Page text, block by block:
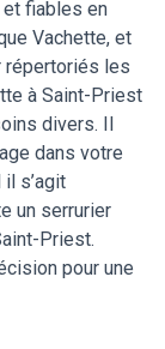
fiables en
Vachette, et
répertoriés les
à Saint-Priest
divers. Il
dans votre
s’agit
un serrurier
Priest.
pour une